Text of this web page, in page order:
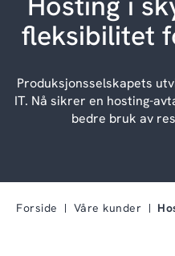
fleksibilitet
Produksjonsselskapets
IT. Nå sikrer en hosting-
bedre bruk av
Forside Våre kunder